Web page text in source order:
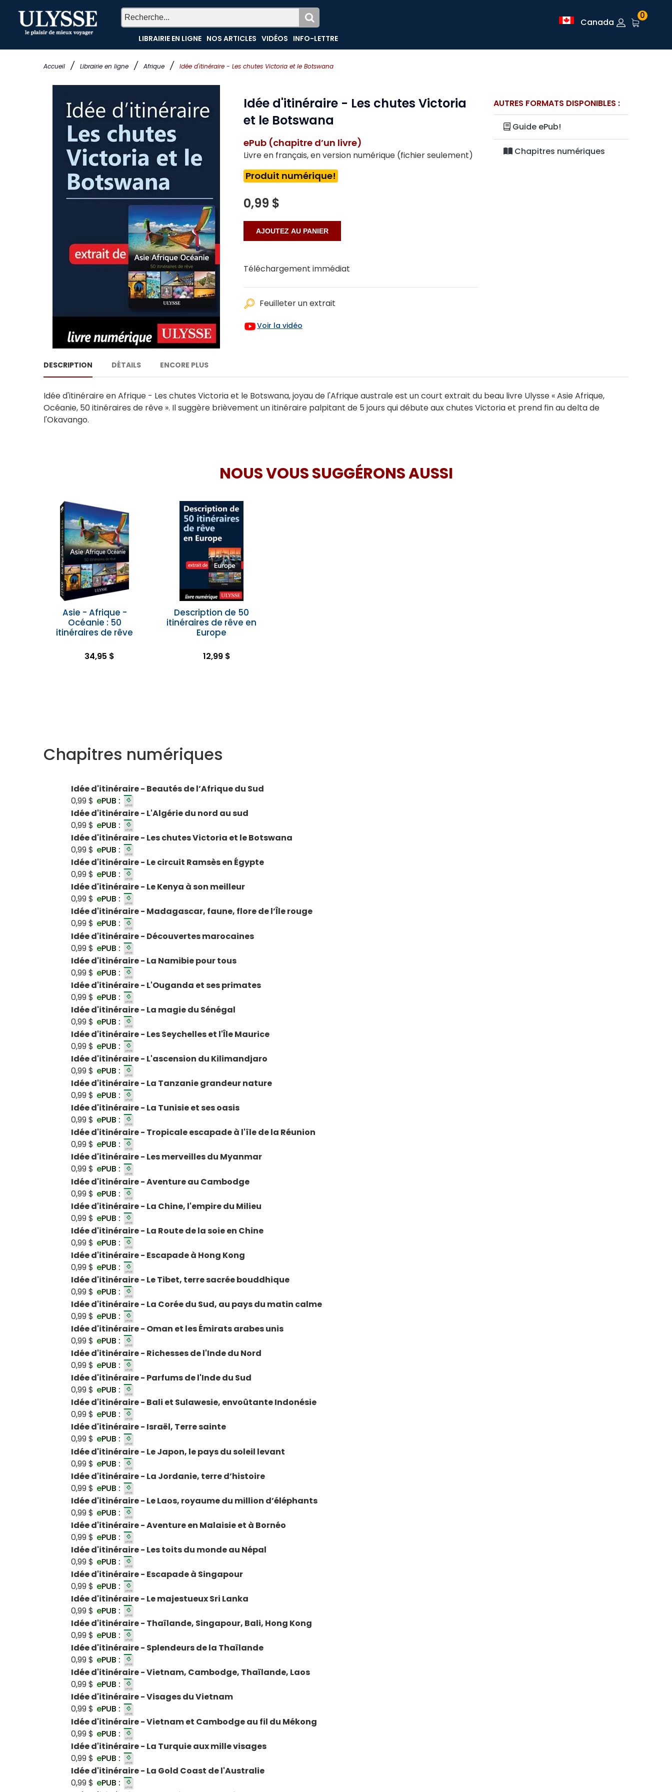
Accueil / Librairie en ligne / Afrique / Idée d'itinéraire - Les chutes Victoria et le Botswana
LIBRAIRIE EN LIGNE NOS ARTICLES VIDÉOS INFO-LETTRE
Canada
0
Idée d'itinéraire - Les chutes Victoria
et le Botswana
ePub (chapitre d’un livre)
Livre en français, en version numérique (fichier seulement)
Produit numérique!
0,99 $
Téléchargement immédiat
Feuilleter un extrait
Voir la vidéo
AUTRES FORMATS DISPONIBLES :
Guide ePub!
Chapitres numériques
DESCRIPTION DÉTAILS ENCORE PLUS
Idée d'itinéraire en Afrique - Les chutes Victoria et le Botswana, joyau de l'Afrique australe est un court extrait du beau livre Ulysse « Asie Afrique,
Océanie, 50 itinéraires de rêve ». Il suggère brièvement un itinéraire palpitant de 5 jours qui débute aux chutes Victoria et prend fin au delta de
l'Okavango.
NOUS VOUS SUGGÉRONS AUSSI
Asie - Afrique -
Océanie : 50
itinéraires de rêve
34,95 $
Description de 50
itinéraires de rêve en
Europe
12,99 $
Chapitres numériques
Idée d'itinéraire - Beautés de l’Afrique du Sud
0,99 $ ePUB :
Idée d'itinéraire - L'Algérie du nord au sud
0,99 $ ePUB :
Idée d'itinéraire - Les chutes Victoria et le Botswana
0,99 $ ePUB :
Idée d'itinéraire - Le circuit Ramsès en Égypte
0,99 $ ePUB :
Idée d'itinéraire - Le Kenya à son meilleur
0,99 $ ePUB :
Idée d'itinéraire - Madagascar, faune, flore de l’Île rouge
0,99 $ ePUB :
Idée d'itinéraire - Découvertes marocaines
0,99 $ ePUB :
Idée d'itinéraire - La Namibie pour tous
0,99 $ ePUB :
Idée d'itinéraire - L'Ouganda et ses primates
0,99 $ ePUB :
Idée d'itinéraire - La magie du Sénégal
0,99 $ ePUB :
Idée d'itinéraire - Les Seychelles et l'Île Maurice
0,99 $ ePUB :
Idée d'itinéraire - L'ascension du Kilimandjaro
0,99 $ ePUB :
Idée d'itinéraire - La Tanzanie grandeur nature
0,99 $ ePUB :
Idée d'itinéraire - La Tunisie et ses oasis
0,99 $ ePUB :
Idée d'itinéraire - Tropicale escapade à l'île de la Réunion
0,99 $ ePUB :
Idée d'itinéraire - Les merveilles du Myanmar
0,99 $ ePUB :
Idée d'itinéraire - Aventure au Cambodge
0,99 $ ePUB :
Idée d'itinéraire - La Chine, l'empire du Milieu
0,99 $ ePUB :
Idée d'itinéraire - La Route de la soie en Chine
0,99 $ ePUB :
Idée d'itinéraire - Escapade à Hong Kong
0,99 $ ePUB :
Idée d'itinéraire - Le Tibet, terre sacrée bouddhique
0,99 $ ePUB :
Idée d'itinéraire - La Corée du Sud, au pays du matin calme
0,99 $ ePUB :
Idée d'itinéraire - Oman et les Émirats arabes unis
0,99 $ ePUB :
Idée d'itinéraire - Richesses de l'Inde du Nord
0,99 $ ePUB :
Idée d'itinéraire - Parfums de l'Inde du Sud
0,99 $ ePUB :
Idée d'itinéraire - Bali et Sulawesie, envoûtante Indonésie
0,99 $ ePUB :
Idée d'itinéraire - Israël, Terre sainte
0,99 $ ePUB :
Idée d'itinéraire - Le Japon, le pays du soleil levant
0,99 $ ePUB :
Idée d'itinéraire - La Jordanie, terre d’histoire
0,99 $ ePUB :
Idée d'itinéraire - Le Laos, royaume du million d’éléphants
0,99 $ ePUB :
Idée d'itinéraire - Aventure en Malaisie et à Bornéo
0,99 $ ePUB :
Idée d'itinéraire - Les toits du monde au Népal
0,99 $ ePUB :
Idée d'itinéraire - Escapade à Singapour
0,99 $ ePUB :
Idée d'itinéraire - Le majestueux Sri Lanka
0,99 $ ePUB :
Idée d'itinéraire - Thaïlande, Singapour, Bali, Hong Kong
0,99 $ ePUB :
Idée d'itinéraire - Splendeurs de la Thaïlande
0,99 $ ePUB :
Idée d'itinéraire - Vietnam, Cambodge, Thaïlande, Laos
0,99 $ ePUB :
Idée d'itinéraire - Visages du Vietnam
0,99 $ ePUB :
Idée d'itinéraire - Vietnam et Cambodge au fil du Mékong
0,99 $ ePUB :
Idée d'itinéraire - La Turquie aux mille visages
0,99 $ ePUB :
Idée d'itinéraire - La Gold Coast de l'Australie
0,99 $ ePUB :